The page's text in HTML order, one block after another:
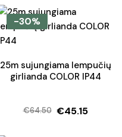
-30%
25m sujungiama lempučių
girlianda COLOR IP44
€64.50
Original
€45.15
Current